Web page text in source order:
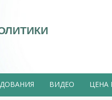
ВИДЕО ЦЕНА